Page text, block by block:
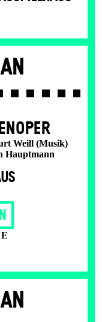
Weill (Musik)
Hauptmann